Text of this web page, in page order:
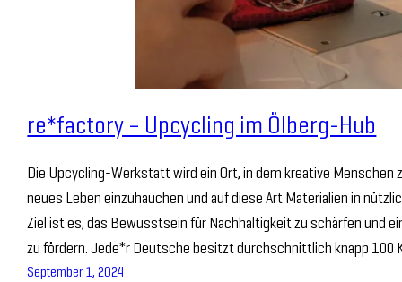
re*factory – Upcycling im Ölberg-Hub
Die Upcycling-Werkstatt wird ein Ort, in dem kreative
neues Leben einzuhauchen und auf diese Art Materialien in
Ziel ist es, das Bewusstsein für Nachhaltigkeit zu schärfen und
zu fördern. Jede*r Deutsche besitzt durchschnittlich knapp 100
September 1, 2024